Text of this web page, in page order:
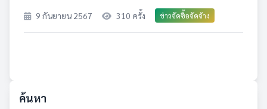
9 กันยายน 2567 310 ครั้ง ข่าวจัดซื้อจัดจ้าง
ค้นหา